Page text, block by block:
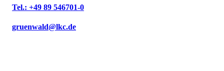
Tel.: +49 89 546701-0
gruenwald@lkc.de